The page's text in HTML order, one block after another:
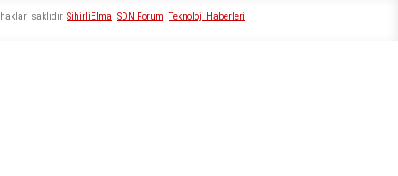
SihirliElma SDN Forum Teknoloji Haberleri
saklıdır